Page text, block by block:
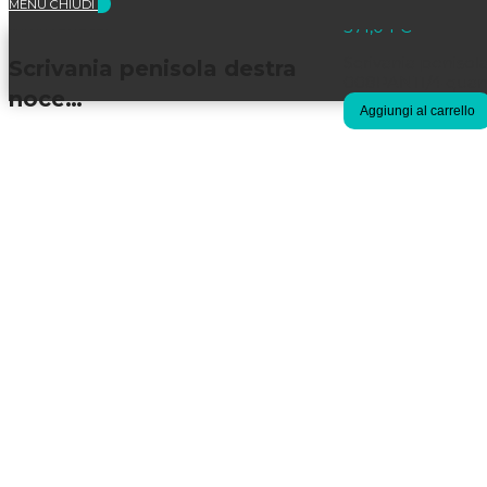
MENU CHIUDI
noce…
371,04 €
Aggiungi al carrello